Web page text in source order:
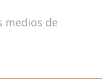
medios de